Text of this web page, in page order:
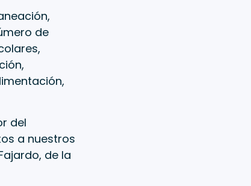
de
del
a nuestros
de la